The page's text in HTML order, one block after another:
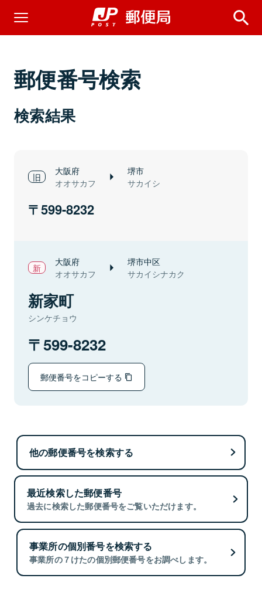
郵便番号検索
検索結果
大阪府
オオサカフ
堺市
サカイシ
599-8232
大阪府
オオサカフ
堺市中区
サカイシナカク
新家町
シンケチョウ
599-8232
郵便番号をコピーする
他の郵便番号を検索する
最近検索した郵便番号
過去に検索した郵便番号をご覧いただけます。
事業所の個別番号を検索する
事業所の７けたの個別郵便番号をお調べします。